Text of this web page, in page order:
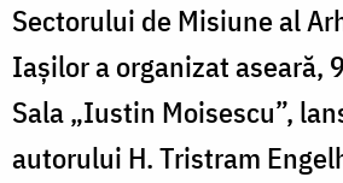
Sectorului de Misiune al
Iașilor a organizat aseară,
Sala „Iustin Moisescu”,
autorului H. Tristram